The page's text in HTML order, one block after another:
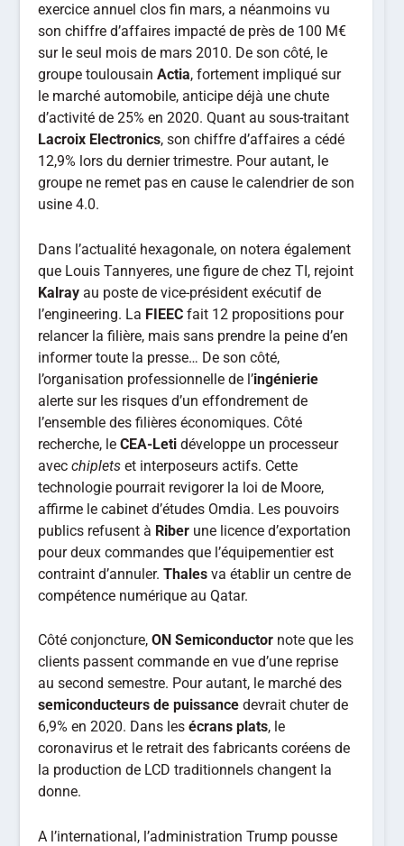
exercice annuel clos fin mars, a néanmoins vu
son chiffre d’affaires impacté de près de 100 M€
sur le seul mois de mars 2010. De son côté, le
groupe toulousainActia, fortement impliqué sur
le marché automobile, anticipe déjà une chute
d’activité de 25% en 2020. Quant au sous-traitant
Lacroix Electronics, son chiffre d’affaires a cédé
12,9% lors du dernier trimestre. Pour autant, le
groupe ne remet pas en cause le calendrier de son
usine 4.0.
Dans l’actualité hexagonale, on notera également
que Louis Tannyeres, une figure de chez TI, rejoint
Kalray au poste de vice-président exécutif de
l’engineering. La FIEEC fait 12 propositions pour
relancer la filière, mais sans prendre la peine d’en
informer toute la presse… De son côté,
l’organisation professionnelle de l’ingénierie
alerte sur les risques d’un effondrement de
l’ensemble des filières économiques. Côté
recherche, leCEA-Leti développe un processeur
avecchiplets et interposeurs actifs. Cette
technologie pourrait revigorer la loi de Moore,
affirme le cabinet d’études Omdia. Les pouvoirs
publics refusent à Riber une licence d’exportation
pour deux commandes que l’équipementier est
contraint d’annuler.Thales va établir un centre de
compétence numérique au Qatar.
Côté conjoncture,ON Semiconductor note que les
clients passent commande en vue d’une reprise
au second semestre. Pour autant, le marché des
semiconducteurs de puissance devrait chuter de
6,9% en 2020. Dans lesécrans plats, le
coronavirus et le retrait des fabricants coréens de
la production de LCD traditionnels changent la
donne.
A l’international, l’administration Trump pousse